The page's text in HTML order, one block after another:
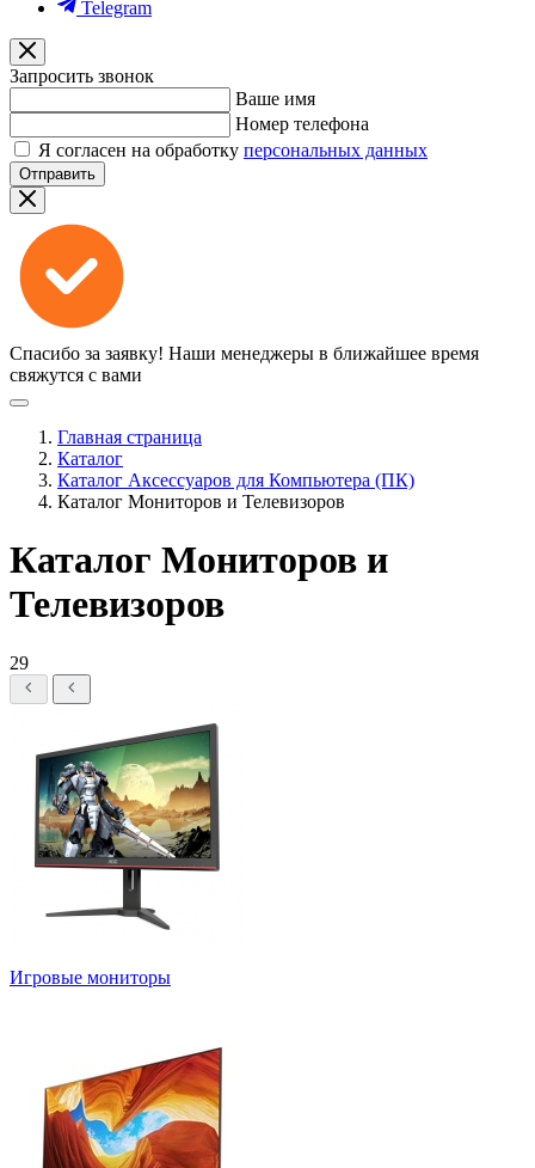
Telegram
Запросить звонок
Ваше имя
Номер телефона
Я согласен на обработку персональных данных
Отправить
Спасибо за заявку! Наши менеджеры в ближайшее время
свяжутся с вами
Главная страница
Каталог
Каталог Аксессуаров для Компьютера (ПК)
Каталог Мониторов и Телевизоров
Каталог Мониторов и
Телевизоров
29
Игровые мониторы